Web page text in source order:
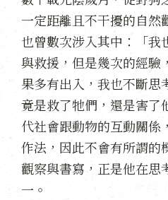
一定距離且不干擾的自然
也曾數次涉入其中：「我
與救援，但是幾次的經驗
果多有出入，我也不斷思
竟是救了牠們，還是害了
代社會跟動物的互動關係
作法，因此不會有所謂的
觀察與書寫，正是他在思
一。